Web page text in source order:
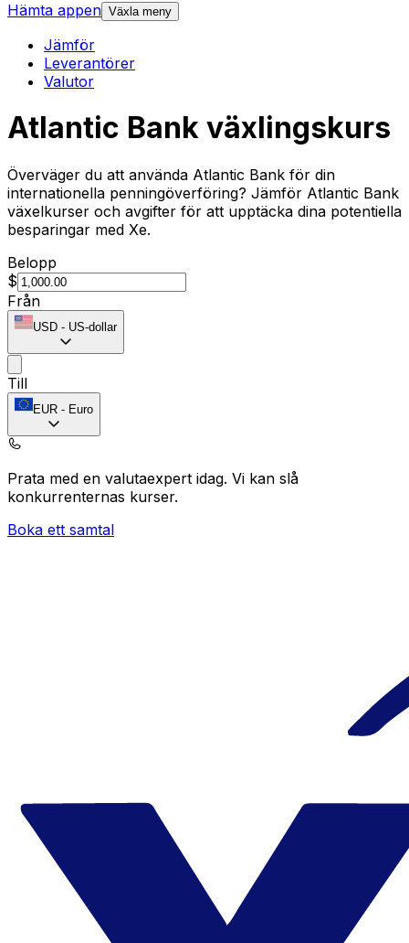
Hämta appen Växla meny
Jämför
Leverantörer
Valutor
Atlantic Bank växlingskurs
Överväger du att använda Atlantic Bank för din
internationella penningöverföring? Jämför Atlantic Bank
växelkurser och avgifter för att upptäcka dina potentiella
besparingar med Xe.
Belopp
$
Från
USD - US-dollar
Till
EUR - Euro
Prata med en valutaexpert idag. Vi kan slå
konkurrenternas kurser.
Boka ett samtal